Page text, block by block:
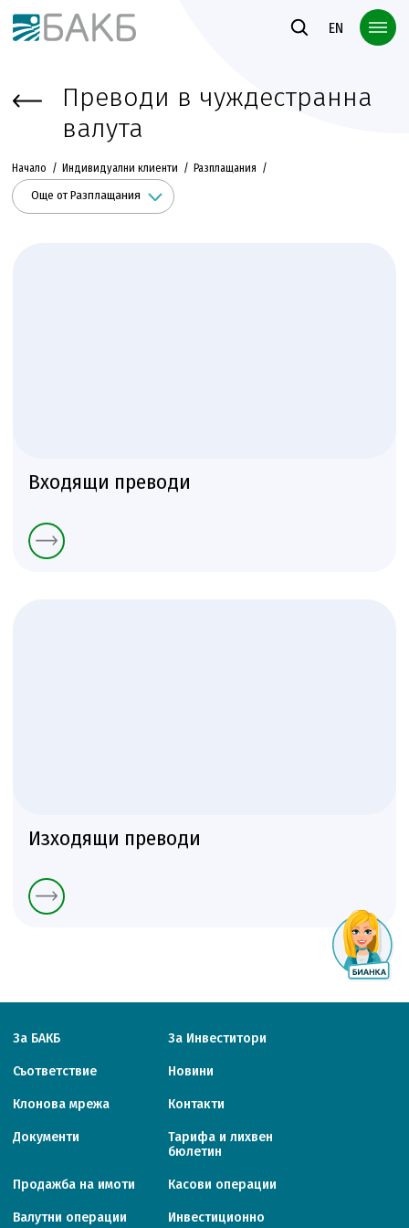
Към основното съдържание
EN
Преводи в чуждестранна
валута
Начало Индивидуални клиенти Разплащания
Още от Разплащания
Входящи преводи
Изходящи преводи
За БАКБ За Инвеститори
Съответствие Новини
Клонова мрежа Контакти
Документи
Тарифa и лихвен
бюлетин
Продажба на имоти Касови операции
Валутни операции
Инвестиционно